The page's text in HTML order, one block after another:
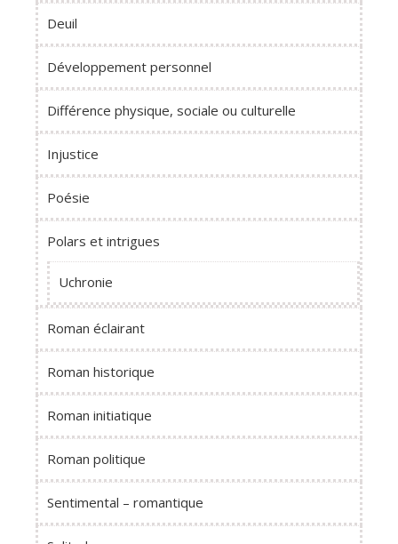
Deuil
Développement personnel
Différence physique, sociale ou culturelle
Injustice
Poésie
Polars et intrigues
Uchronie
Roman éclairant
Roman historique
Roman initiatique
Roman politique
Sentimental – romantique